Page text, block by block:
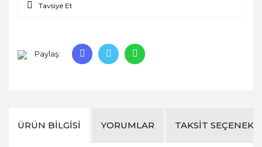
Tavsiye Et
Paylaş:
ÜRÜN BILGISI YORUMLAR TAKSIT